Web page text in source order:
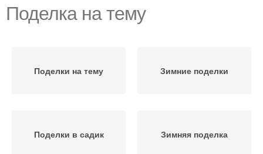
Поделка на тему
Поделки на тему Зимние поделки
Поделки в садик Зимняя поделка